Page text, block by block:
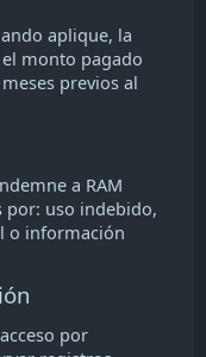
aplique, la
monto pagado
previos al
a RAM
por: uso indebido,
o información
por